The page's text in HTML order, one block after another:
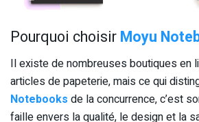
Pourquoi choisirMoyu
Il existe de nombreuses boutiques en
articles de papeterie, mais ce qui
Notebooks de la concurrence, c’est
faille envers la qualité, le design et la